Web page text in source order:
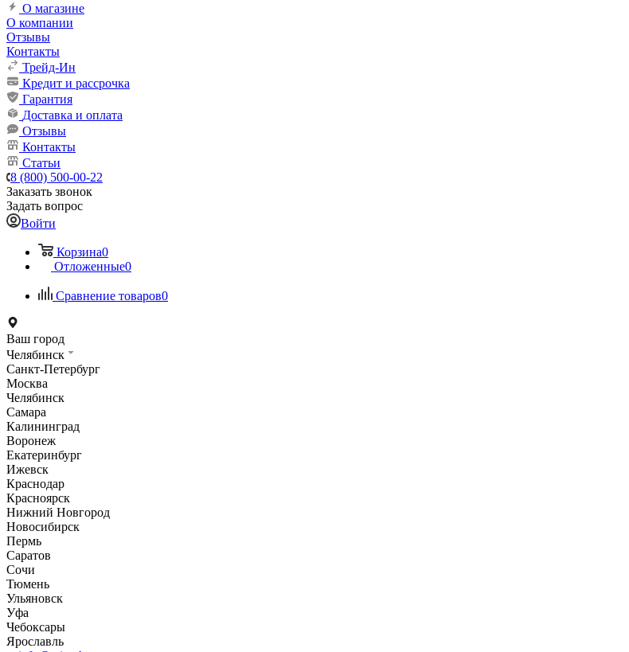
О магазине
О компании
Отзывы
Контакты
Трейд-Ин
Кредит и рассрочка
Гарантия
Доставка и оплата
Отзывы
Контакты
Статьи
8 (800) 500-00-22
Заказать звонок
Задать вопрос
Войти
Корзина0
Отложенные0
Сравнение товаров0
Ваш город
Челябинск
Санкт-Петербург
Москва
Челябинск
Самара
Калининград
Воронеж
Екатеринбург
Ижевск
Краснодар
Красноярск
Нижний Новгород
Новосибирск
Пермь
Саратов
Сочи
Тюмень
Ульяновск
Уфа
Чебоксары
Ярославль